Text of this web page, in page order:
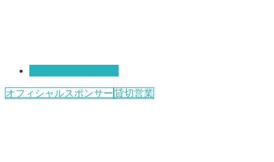
オフィシャルスポンサー貸切営業